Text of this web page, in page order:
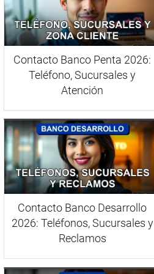
Contacto Banco Penta 2026:
Teléfono, Sucursales y
Atención
Contacto Banco Desarrollo
2026: Teléfonos, Sucursales y
Reclamos